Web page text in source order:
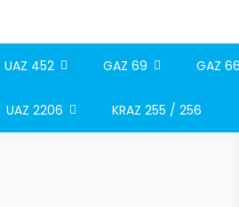
UAZ 452 GAZ 69 GAZ
UAZ 2206 KRAZ 255 / 256